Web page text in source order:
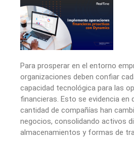
Para prosperar en el entorno
organizaciones deben confiar
capacidad tecnológica para las
financieras. Esto se evidencia en
cantidad de compañías han
negocios, consolidando activos
almacenamientos y formas de